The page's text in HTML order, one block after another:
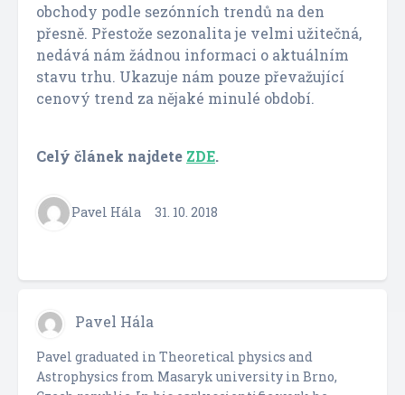
obchody podle sezónních trendů na den
přesně. Přestože sezonalita je velmi užitečná,
nedává nám žádnou informaci o aktuálním
stavu trhu. Ukazuje nám pouze převažující
cenový trend za nějaké minulé období.
Celý článek najdete ZDE.
Pavel Hála 31. 10. 2018
Pavel Hála
Pavel graduated in Theoretical physics and
Astrophysics from Masaryk university in Brno,